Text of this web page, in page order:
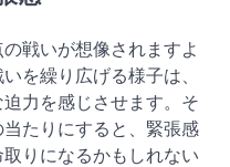
戦いが想像されますよ
を繰り広げる様子は、
力を感じさせます。そ
たりにすると、緊張感
りになるかもしれない